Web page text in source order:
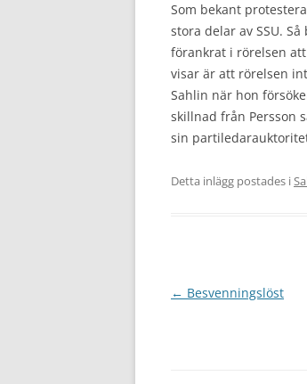
Som bekant
stora delar av SSU.
förankrat i rörelsen
visar är att rörelsen
Sahlin när hon
skillnad från Persson
sin
Detta inlägg postades i
Inläggsnavigering
← Besvenningslöst